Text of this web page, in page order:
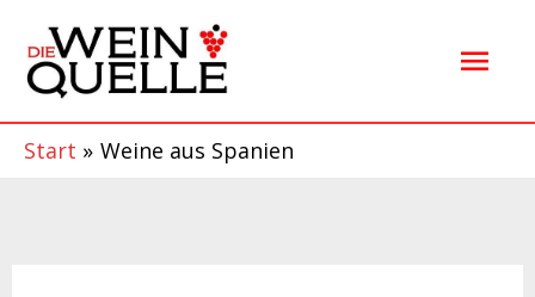
Inhalt
springen
Start Weine aus Spanien